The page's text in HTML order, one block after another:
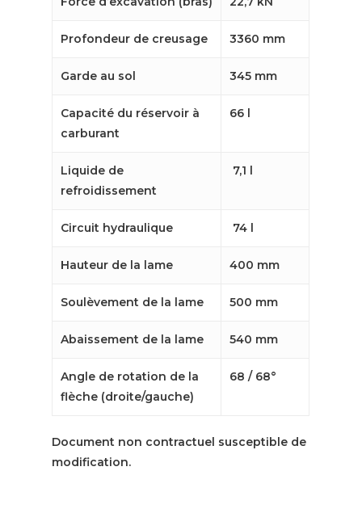
Profondeur de creusage 3360 mm
Garde au sol 345 mm
Capacité du réservoir à
carburant
66 l
Liquide de
refroidissement
7,1 l
Circuit hydraulique 74 l
Hauteur de la lame 400 mm
Soulèvement de la lame 500 mm
Abaissement de la lame 540 mm
Angle de rotation de la
flèche (droite/gauche)
68 / 68°
Document non contractuel susceptible de
modification.